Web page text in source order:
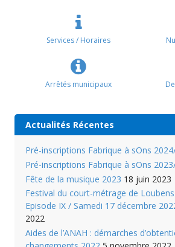
Services / Horaires
Arrêtés municipaux
Actualités Récentes
Pré-inscriptions Fabrique à sOns
Pré-inscriptions Fabrique à sOns
Fête de la musique 2023 18 juin 2023
Festival du court-métrage de
Episode IX / Samedi 17 décembre
2022
Aides de l’ANAH : démarches